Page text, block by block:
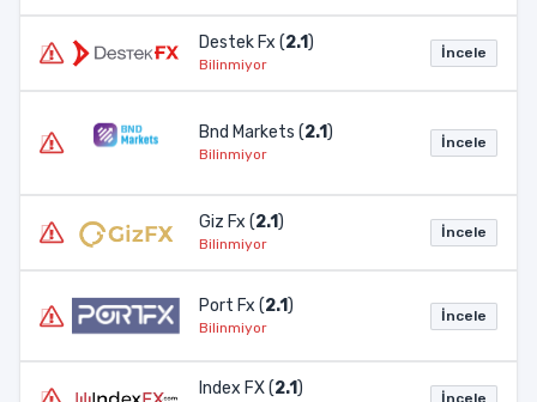
Destek Fx (2.1)
Bilinmiyor
İncele
Bnd Markets (2.1)
Bilinmiyor
İncele
Giz Fx (2.1)
Bilinmiyor
İncele
Port Fx (2.1)
Bilinmiyor
İncele
Index FX (2.1)